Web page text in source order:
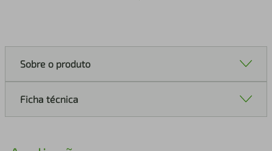
Sobre o produto
Ficha técnica